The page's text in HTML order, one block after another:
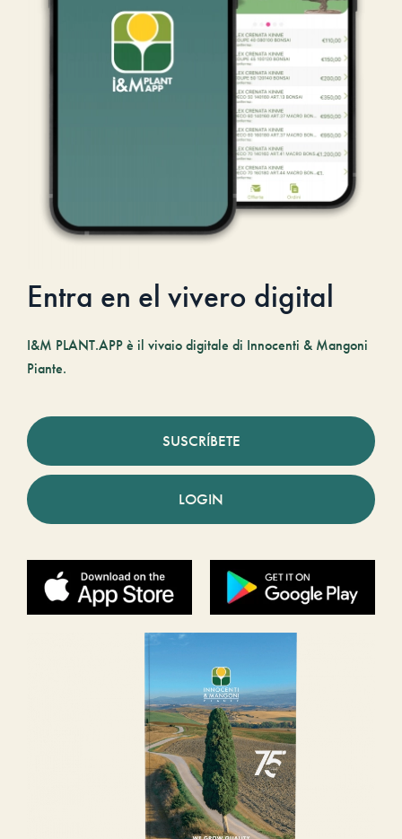
Entra en el vivero digital
I&M PLANT.APP è il vivaio digitale di Innocenti & Mangoni
Piante.
SUSCRÍBETE
LOGIN